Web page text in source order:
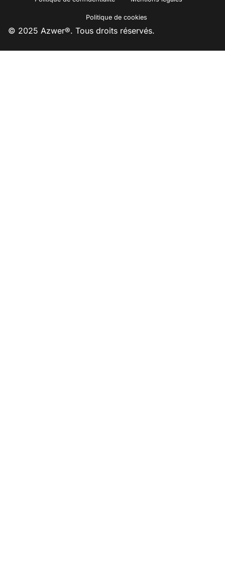
© 2025 Azwer®. Tous droits réservés.
Politique de cookies